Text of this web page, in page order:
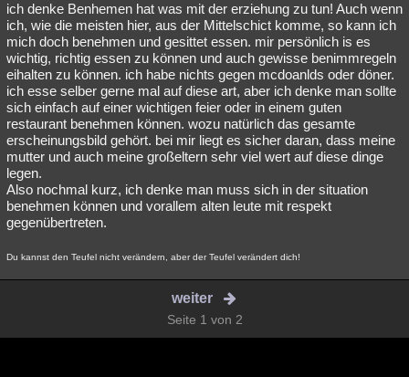
ich denke Benhemen hat was mit der erziehung zu tun! Auch wenn
ich, wie die meisten hier, aus der Mittelschict komme, so kann ich
mich doch benehmen und gesittet essen. mir persönlich is es
wichtig, richtig essen zu können und auch gewisse benimmregeln
eihalten zu können. ich habe nichts gegen mcdoanlds oder döner.
ich esse selber gerne mal auf diese art, aber ich denke man sollte
sich einfach auf einer wichtigen feier oder in einem guten
restaurant benehmen können. wozu natürlich das gesamte
erscheinungsbild gehört. bei mir liegt es sicher daran, dass meine
mutter und auch meine großeltern sehr viel wert auf diese dinge
legen.
Also nochmal kurz, ich denke man muss sich in der situation
benehmen können und vorallem alten leute mit respekt
gegenübertreten.
Du kannst den Teufel nicht verändern, aber der Teufel verändert dich!
weiter
Seite 1 von 2